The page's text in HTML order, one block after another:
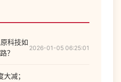
科技如
？
2026-01-05 06:25:01
减；